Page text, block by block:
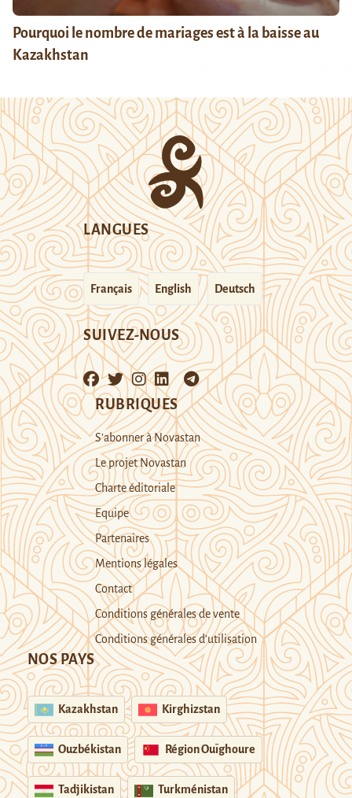
Pourquoi le nombre de mariages est à la baisse au
Kazakhstan
LANGUES
Français English Deutsch
SUIVEZ-NOUS
RUBRIQUES
S’abonner à Novastan
Le projet Novastan
Charte éditoriale
Equipe
Partenaires
Mentions légales
Contact
Conditions générales de vente
Conditions générales d’utilisation
NOS PAYS
Kazakhstan Kirghizstan
Ouzbékistan Région Ouïghoure
Tadjikistan Turkménistan